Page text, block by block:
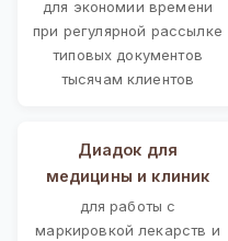
для экономии времени
при регулярной рассылке
типовых документов
тысячам клиентов
Диадок для
медицины и клиник
для работы с
маркировкой лекарств и